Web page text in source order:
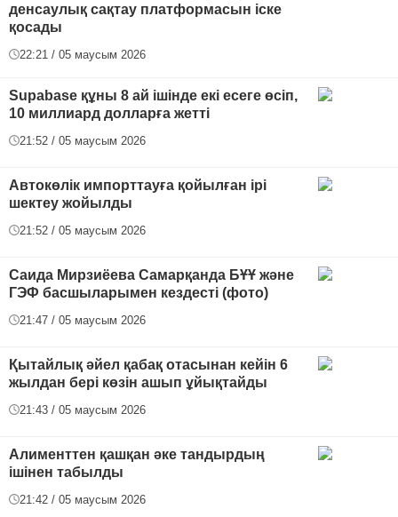
денсаулық сақтау платформасын іске
қосады
22:21 / 05 маусым 2026
Supabase құны 8 ай ішінде екі есеге өсіп,
10 миллиард долларға жетті
21:52 / 05 маусым 2026
Автокөлік импорттауға қойылған ірі
шектеу жойылды
21:52 / 05 маусым 2026
Саида Мирзиёева Самарқанда БҰҰ және
ГЭФ басшыларымен кездесті (фото)
21:47 / 05 маусым 2026
Қытайлық әйел қабақ отасынан кейін 6
жылдан бері көзін ашып ұйықтайды
21:43 / 05 маусым 2026
Алименттен қашқан әке тандырдың
ішінен табылды
21:42 / 05 маусым 2026